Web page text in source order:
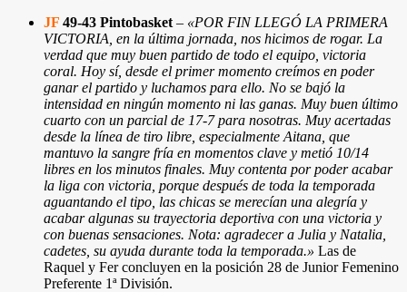
JF 49-43 Pintobasket – «POR FIN LLEGÓ LA PRIMERA
VICTORIA, en la última jornada, nos hicimos de rogar. La
verdad que muy buen partido de todo el equipo, victoria
coral. Hoy sí, desde el primer momento creímos en poder
ganar el partido y luchamos para ello. No se bajó la
intensidad en ningún momento ni las ganas. Muy buen último
cuarto con un parcial de 17-7 para nosotras. Muy acertadas
desde la línea de tiro libre, especialmente Aitana, que
mantuvo la sangre fría en momentos clave y metió 10/14
libres en los minutos finales. Muy contenta por poder acabar
la liga con victoria, porque después de toda la temporada
aguantando el tipo, las chicas se merecían una alegría y
acabar algunas su trayectoria deportiva con una victoria y
con buenas sensaciones. Nota: agradecer a Julia y Natalia,
cadetes, su ayuda durante toda la temporada.» Las de
Raquel y Fer concluyen en la posición 28 de Junior Femenino
Preferente 1ª División.